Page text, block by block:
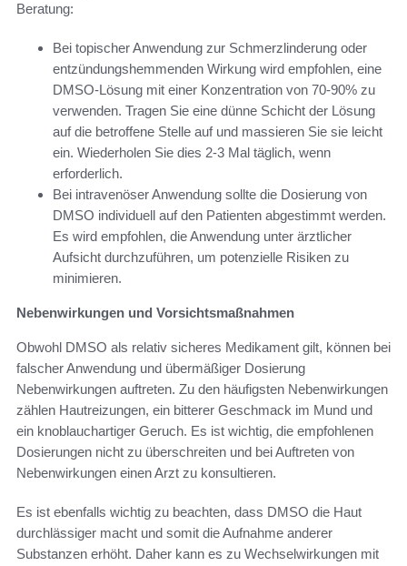
Beratung:
Bei topischer Anwendung zur Schmerzlinderung oder
entzündungshemmenden Wirkung wird empfohlen, eine
DMSO-Lösung mit einer Konzentration von 70-90% zu
verwenden. Tragen Sie eine dünne Schicht der Lösung
auf die betroffene Stelle auf und massieren Sie sie leicht
ein. Wiederholen Sie dies 2-3 Mal täglich, wenn
erforderlich.
Bei intravenöser Anwendung sollte die Dosierung von
DMSO individuell auf den Patienten abgestimmt werden.
Es wird empfohlen, die Anwendung unter ärztlicher
Aufsicht durchzuführen, um potenzielle Risiken zu
minimieren.
Nebenwirkungen und Vorsichtsmaßnahmen
Obwohl DMSO als relativ sicheres Medikament gilt, können bei
falscher Anwendung und übermäßiger Dosierung
Nebenwirkungen auftreten. Zu den häufigsten Nebenwirkungen
zählen Hautreizungen, ein bitterer Geschmack im Mund und
ein knoblauchartiger Geruch. Es ist wichtig, die empfohlenen
Dosierungen nicht zu überschreiten und bei Auftreten von
Nebenwirkungen einen Arzt zu konsultieren.
Es ist ebenfalls wichtig zu beachten, dass DMSO die Haut
durchlässiger macht und somit die Aufnahme anderer
Substanzen erhöht. Daher kann es zu Wechselwirkungen mit